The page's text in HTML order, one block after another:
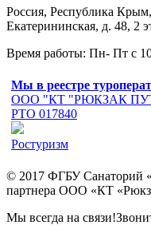
Россия, Республика
Екатерининская, д. 48, 2
Время работы: Пн- Пт с
Мы в реестре
ООО "КТ "РЮКЗАК
РТО 017840
Ростуризм
© 2017 ФГБУ Санаторий
партнера ООО «КТ
Мы всегда на